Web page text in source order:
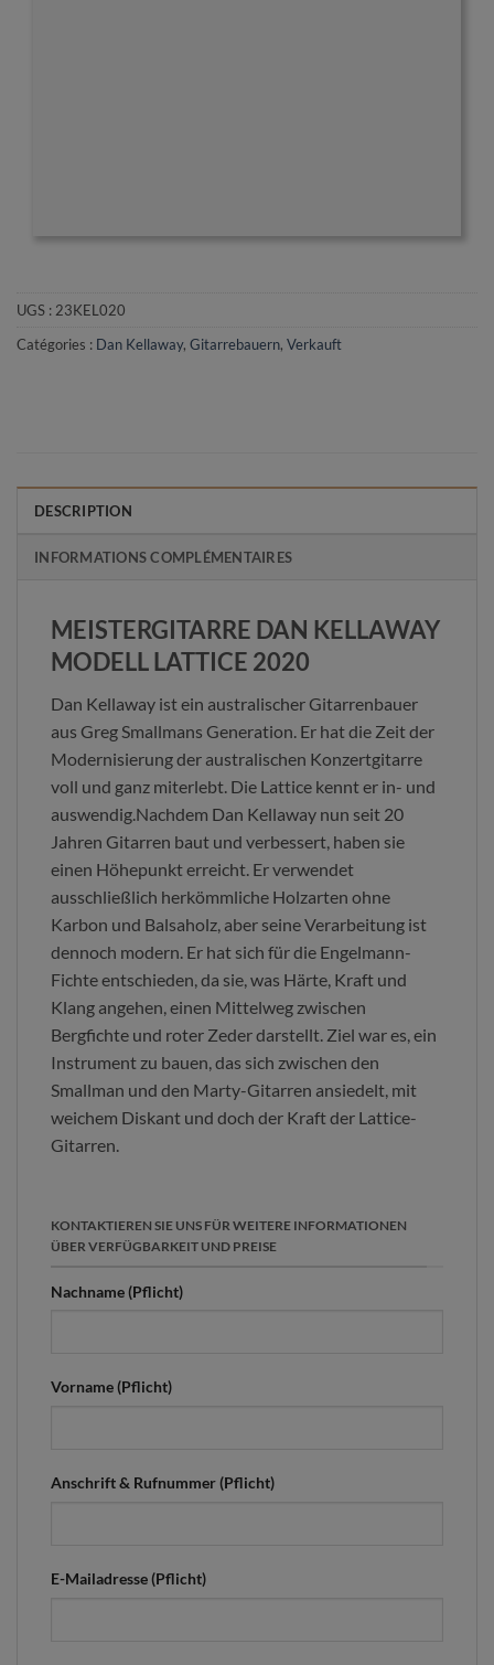
UGS :23KEL020
Catégories : Dan Kellaway, Gitarrebauern, Verkauft
DESCRIPTION
INFORMATIONS COMPLÉMENTAIRES
MEISTERGITARRE DAN KELLAWAY
MODELL LATTICE 2020
Dan Kellaway ist ein australischer Gitarrenbauer
aus Greg Smallmans Generation. Er hat die Zeit der
Modernisierung der australischen Konzertgitarre
voll und ganz miterlebt. Die Lattice kennt er in- und
auswendig.Nachdem Dan Kellaway nun seit 20
Jahren Gitarren baut und verbessert, haben sie
einen Höhepunkt erreicht. Er verwendet
ausschließlich herkömmliche Holzarten ohne
Karbon und Balsaholz, aber seine Verarbeitung ist
dennoch modern. Er hat sich für die Engelmann-
Fichte entschieden, da sie, was Härte, Kraft und
Klang angehen, einen Mittelweg zwischen
Bergfichte und roter Zeder darstellt. Ziel war es, ein
Instrument zu bauen, das sich zwischen den
Smallman und den Marty-Gitarren ansiedelt, mit
weichem Diskant und doch der Kraft der Lattice-
Gitarren.
KONTAKTIEREN SIE UNS FÜR WEITERE INFORMATIONEN
ÜBER VERFÜGBARKEIT UND PREISE
Nachname (Pflicht)
Vorname (Pflicht)
Anschrift & Rufnummer (Pflicht)
E-Mailadresse (Pflicht)